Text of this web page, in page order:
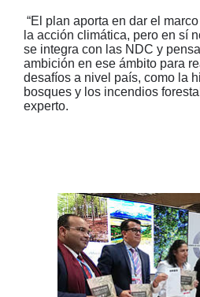
“El plan aporta en dar el
la acción climática, pero en sí
se integra con las NDC y
ambición en ese ámbito para
desafíos a nivel país, como la
bosques y los incendios
experto.